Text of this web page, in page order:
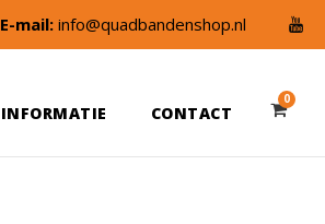
E-mail: info@quadbandenshop.nl
INFORMATIE CONTACT
0